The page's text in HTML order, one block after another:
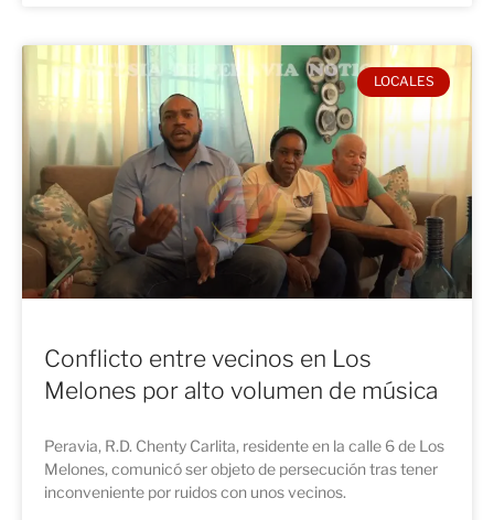
LOCALES
Conflicto entre vecinos en Los
Melones por alto volumen de música
Peravia, R.D. Chenty Carlita, residente en la calle 6 de Los
Melones, comunicó ser objeto de persecución tras tener
inconveniente por ruidos con unos vecinos.